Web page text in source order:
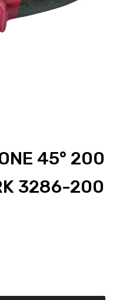
45° 200
3286-200